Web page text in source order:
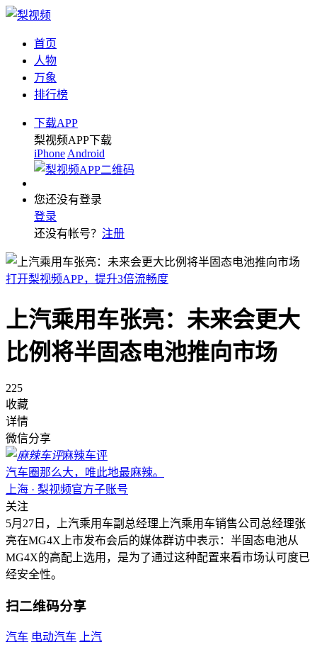
首页
人物
万象
排行榜
下载APP
梨视频APP下载
iPhone Android
您还没有登录
登录
还没有帐号？ 注册
打开梨视频APP，提升3倍流畅度
上汽乘用车张亮：未来会更大
比例将半固态电池推向市场
225
收藏
详情
微信分享
麻辣车评
汽车圈那么大，唯此地最麻辣。
上海 · 梨视频官方子账号
关注
5月27日，上汽乘用车副总经理上汽乘用车销售公司总经理张
亮在MG4X上市发布会后的媒体群访中表示：半固态电池从
MG4X的高配上选用，是为了通过这种配置来看市场认可度已
经安全性。
扫二维码分享
汽车 电动汽车 上汽